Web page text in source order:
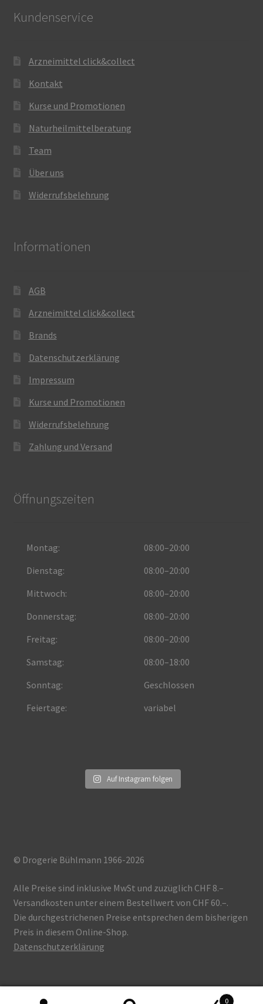
Kundenservice
Arzneimittel click&collect
Kontakt
Kurse und Promotionen
Naturheilmittelberatung
Team
Über uns
Widerrufsbelehrung
Informationen
AGB
Arzneimittel click&collect
Brands
Datenschutzerklärung
Impressum
Kurse und Promotionen
Widerrufsbelehrung
Zahlung und Versand
Öffnungszeiten
Montag:
08:00–20:00
Dienstag:
08:00–20:00
Mittwoch:
08:00–20:00
Donnerstag:
08:00–20:00
Freitag:
08:00–20:00
Samstag:
08:00–18:00
Sonntag:
Geschlossen
Feiertage:
variabel
Auf Instagram folgen
© Drogerie Bühlmann 1966-2026
Alle Preise sind inklusive MwSt und zuzüglich CHF 8.–
Versandkosten unter einem Bestellwert von CHF 60.–.
Die durchgestrichenen Preise entsprechen dem bisherigen
Preis in diesem Online-Shop.
Datenschutzerklärung
0